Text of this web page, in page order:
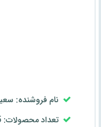
نام فروشنده:
تعداد محصولات: 25